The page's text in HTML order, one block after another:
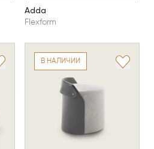
Adda
Flexform
В НАЛИЧИИ